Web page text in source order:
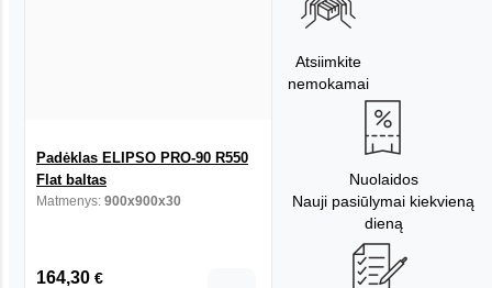
Padėklas ELIPSO PRO-90 R550
Flat baltas
Matmenys: 900x900x30
164,30 €
Atsiimkite
nemokamai
Nuolaidos
Nauji pasiūlymai kiekvieną
dieną